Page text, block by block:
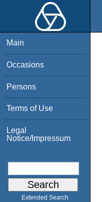
Main
Occasions
Persons
Terms of Use
Legal
Notice/Impressum
Extended Search